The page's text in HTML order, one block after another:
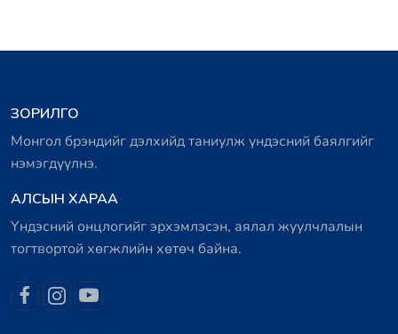
ЗОРИЛГО
Монгол брэндийг дэлхийд таниулж үндэсний баялгийг
нэмэгдүүлнэ.
АЛСЫН ХАРАА
Үндэсний онцлогийг эрхэмлэсэн, аялал жуулчлалын
тогтвортой хөгжлийн хөтөч байна.